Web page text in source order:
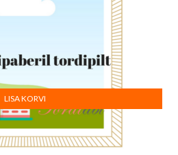
LISA KORVI